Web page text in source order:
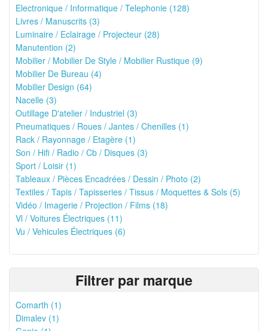
Electronique / Informatique / Telephonie (128)
Livres / Manuscrits (3)
Luminaire / Eclairage / Projecteur (28)
Manutention (2)
Mobilier / Mobilier De Style / Mobilier Rustique (9)
Mobilier De Bureau (4)
Mobilier Design (64)
Nacelle (3)
Outillage D'atelier / Industriel (3)
Pneumatiques / Roues / Jantes / Chenilles (1)
Rack / Rayonnage / Etagère (1)
Son / Hifi / Radio / Cb / Disques (3)
Sport / Loisir (1)
Tableaux / Pièces Encadrées / Dessin / Photo (2)
Textiles / Tapis / Tapisseries / Tissus / Moquettes & Sols (5)
Vidéo / Imagerie / Projection / Films (18)
Vl / Voitures Électriques (11)
Vu / Vehicules Électriques (6)
Filtrer par marque
Comarth (1)
Dimalev (1)